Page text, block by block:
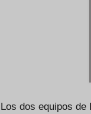
Los dos equipos de